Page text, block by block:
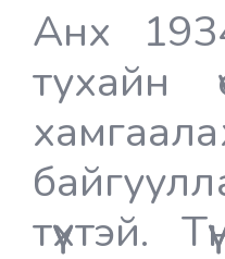
Анх
тухайн